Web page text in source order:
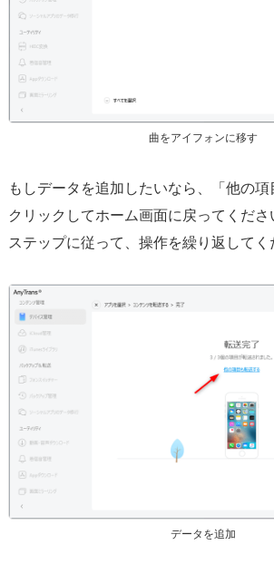
曲をアイフォンに移す
もしデータを追加したいなら、「他の
クリックしてホーム画面に戻ってくだ
ステップに従って、操作を繰り返してく
データを追加